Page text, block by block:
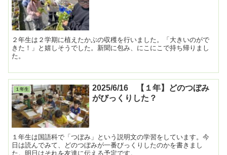
２年生は２学期に植えたかぶの収穫を行いました。「大きいのがで
きた！」と嬉しそうでした。新聞に包み、にこにこで持ち帰りまし
た。
１年生
2025/6/16 【１年】どのつぼみ
がびっくりした？
１年生は国語科で「つぼみ」という説明文の学習をしています。今
日は読んでみて、どのつぼみが一番びっくりしたのかを書きまし
た。明日はそれを友達に伝える予定です。